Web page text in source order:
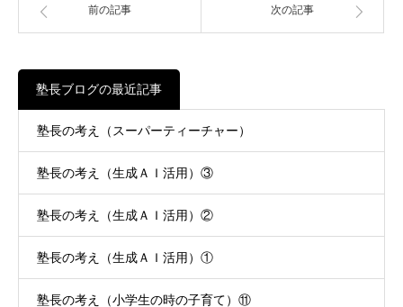
前の記事 次の記事
塾長ブログの最近記事
塾長の考え（スーパーティーチャー）
塾長の考え（生成ＡＩ活用）③
塾長の考え（生成ＡＩ活用）②
塾長の考え（生成ＡＩ活用）①
塾長の考え（小学生の時の子育て）⑪